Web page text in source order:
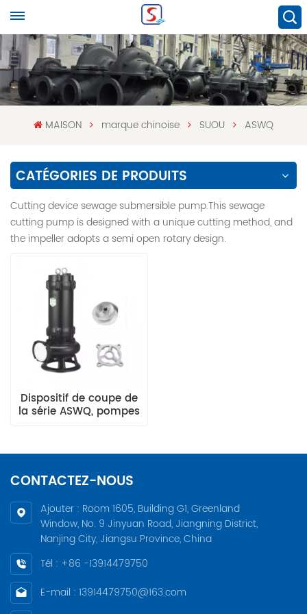
MAISON marque chinoise SUOU ASWQ
CATÉGORIES DE PRODUITS
Cutting device sewage submersible pump.This sewage
cutting pump is designed with a unique cutting method, and
the impeller adopts a semi open rotary design.
Dispositif de coupe de
la série ASWQ, pompes
CONTACTEZ-NOUS
Ajouter : Room 1605, Building G1, Greenland
Window, No. 9 Jinyuan Road, Jiangning District,
Nanjing City, Jiangsu Province, China
Tél : +86 -13914479750
E-mail : 13914479750@163.com